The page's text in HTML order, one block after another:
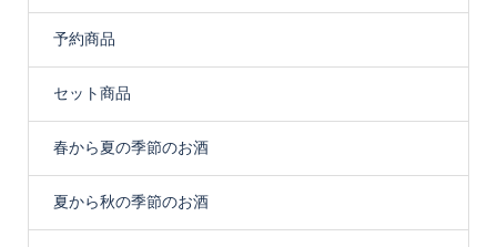
予約商品
セット商品
春から夏の季節のお酒
夏から秋の季節のお酒